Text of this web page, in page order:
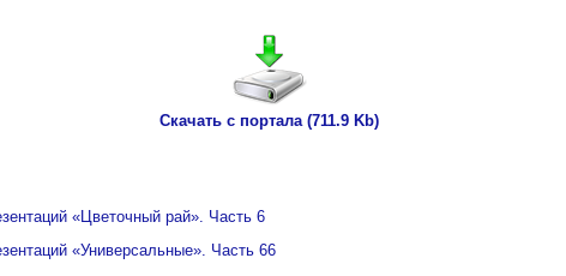
Скачать с портала (711.9 Kb)
«Цветочный рай». Часть 6
«Универсальные». Часть 66